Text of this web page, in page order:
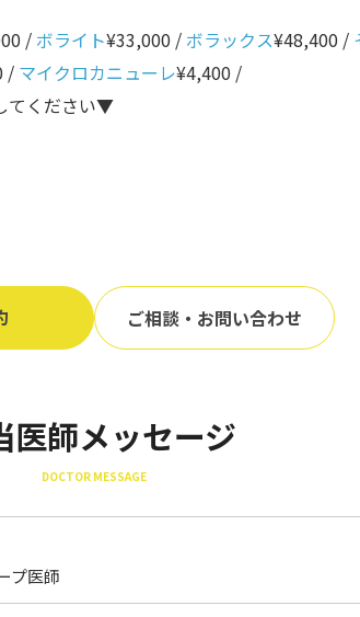
/ ボライト¥33,000 / ボラックス¥48,400 /
/ マイクロカニューレ¥4,400 /
てください▼
ご相談・お問い合わせ
医師メッセージ
DOCTOR MESSAGE
プ医師